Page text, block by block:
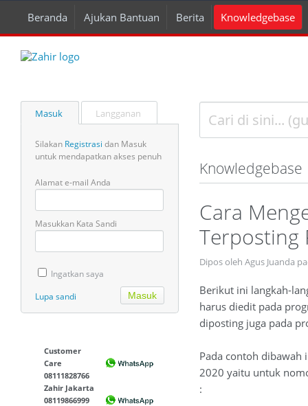
Beranda Ajukan Bantuan Berita Knowledgebase
Masuk Langganan
Silakan Registrasi dan Masuk
untuk mendapatkan akses penuh
Alamat e-mail Anda
Masukkan Kata Sandi
Ingatkan saya
Lupa sandi
Customer
Care
08111828766
Zahir Jakarta
08119866999
Knowledgebase
Cara
Terposting
Dipos oleh Agus Juanda
Berikut ini langkah-
harus diedit pada
diposting juga pada
Pada contoh dibawah
2020 yaitu untuk
: